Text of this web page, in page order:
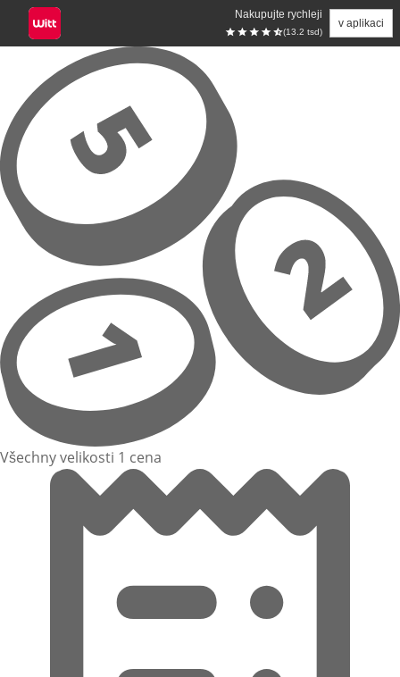
Nakupujte rychleji
(13.2 tsd)
v aplikaci
Přeskočit na hlavní obsah
Všechny velikosti 1 cena